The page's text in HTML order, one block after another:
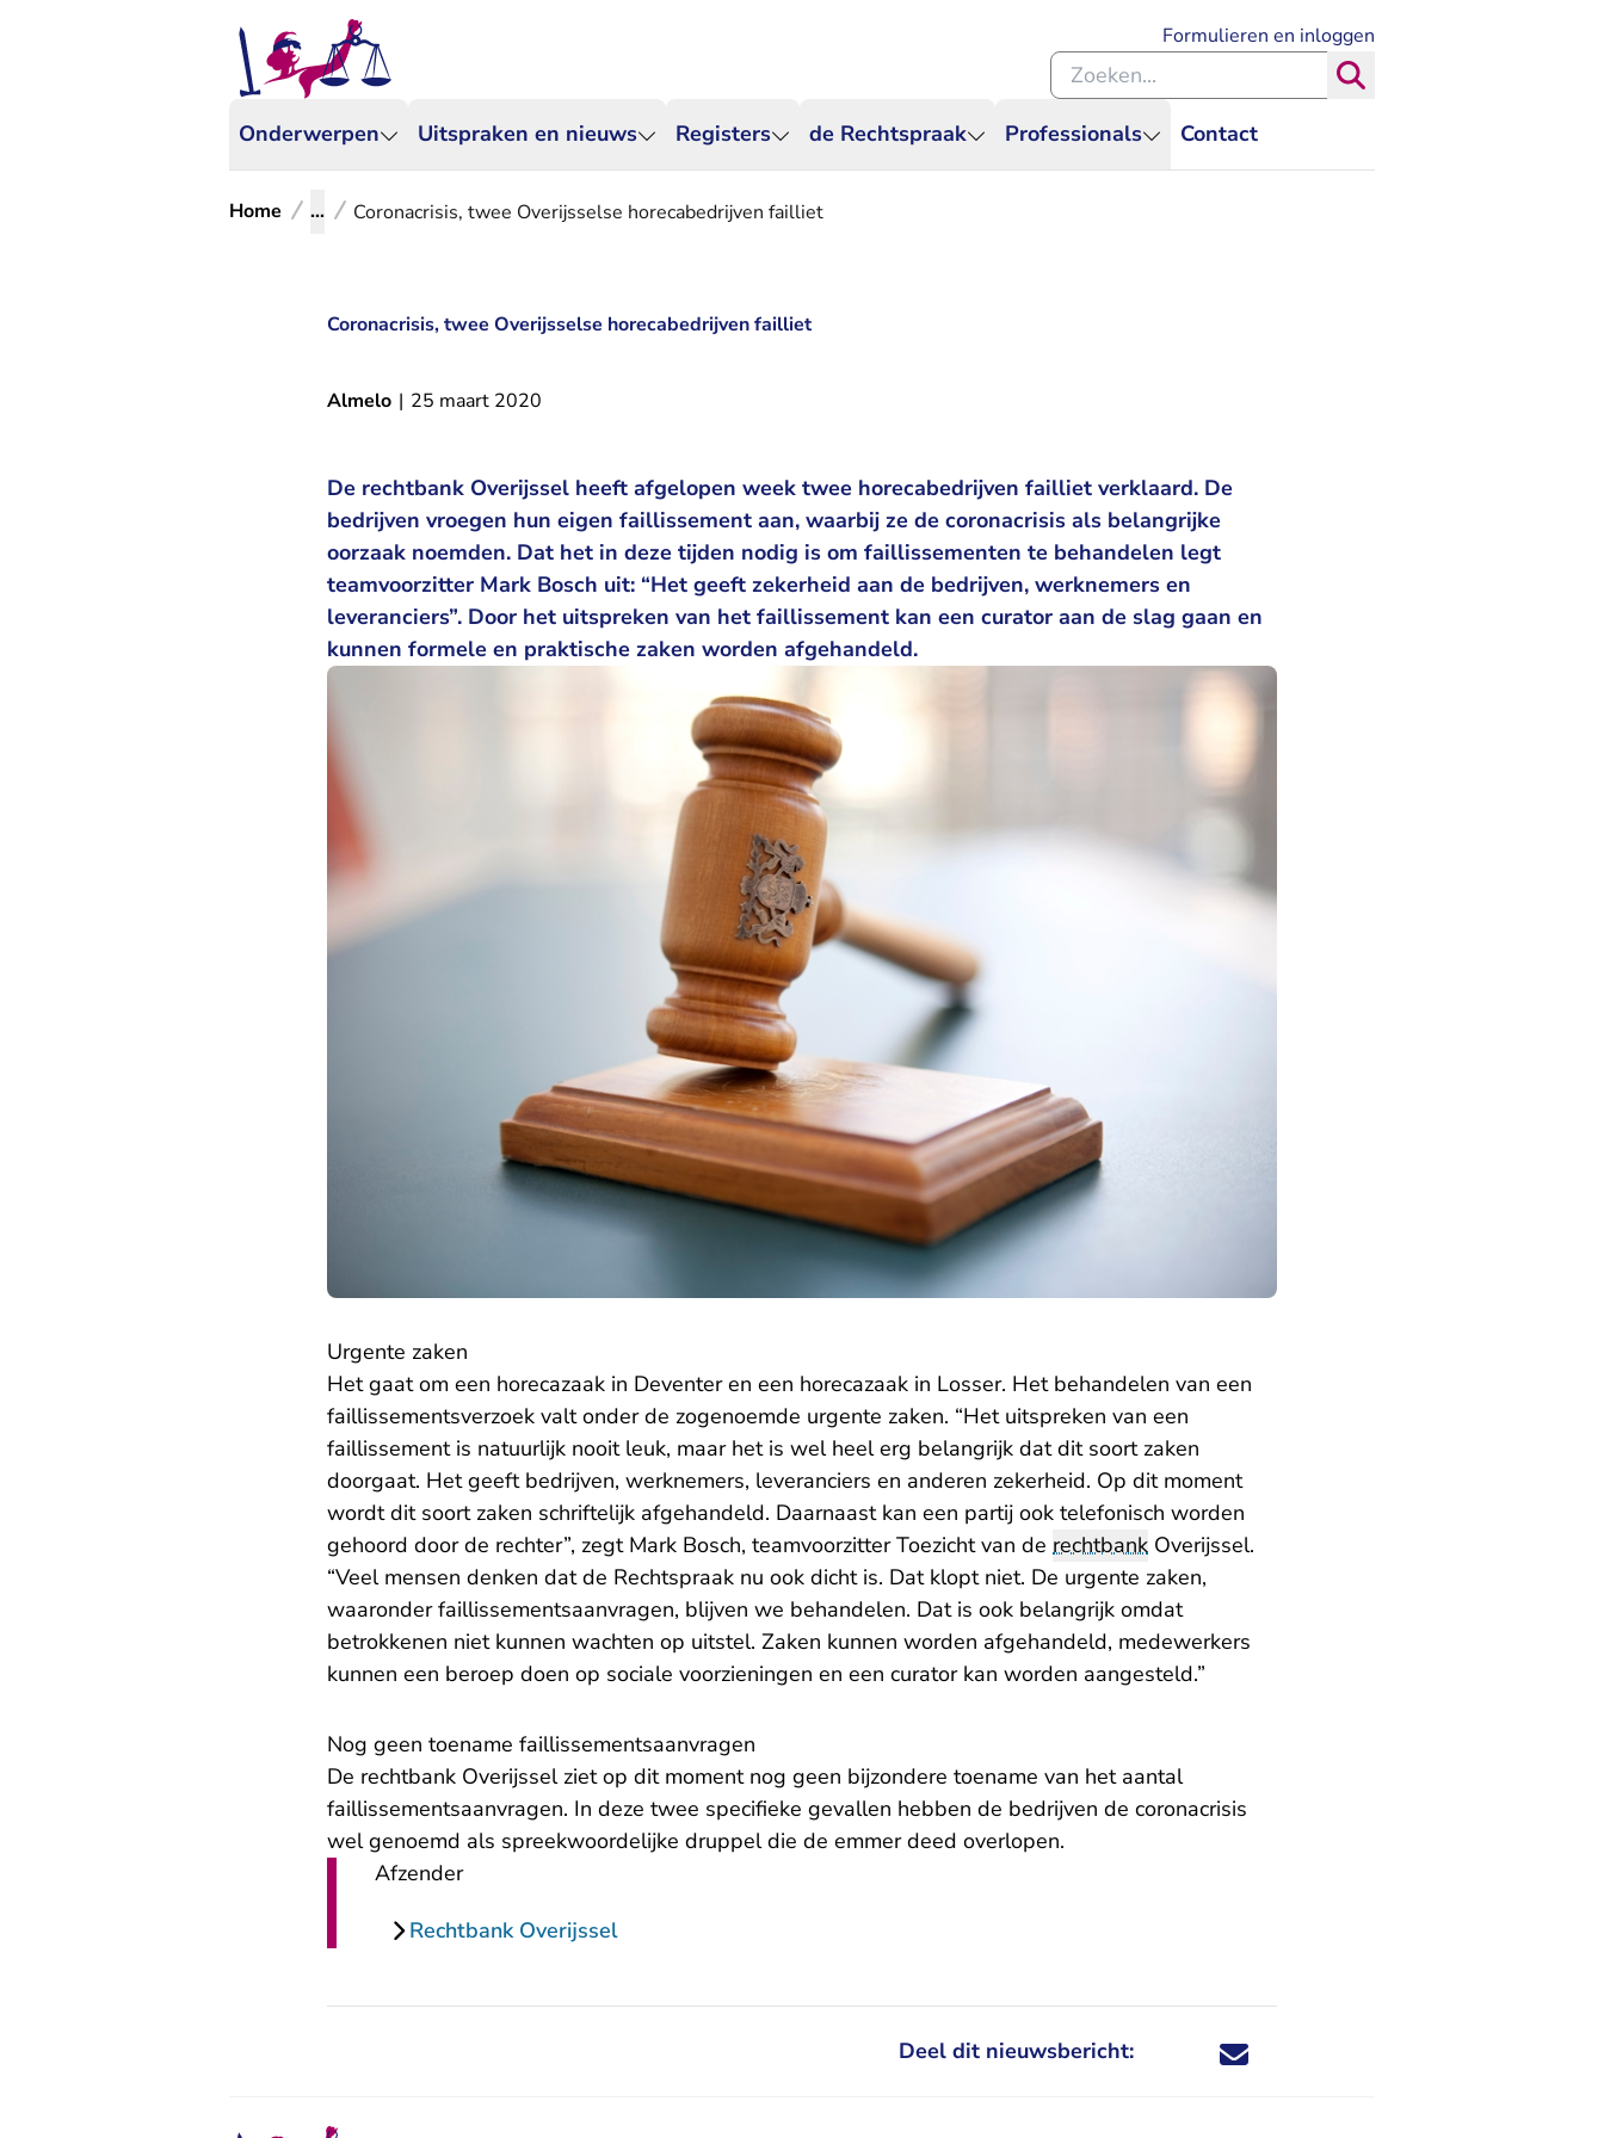
Onderwerpen Uitspraken en nieuws Registers de Rechtspraak Professionals Contact
Formulieren en inloggen
Zoeken binnen de Rechtspraak
Home ... Coronacrisis, twee Overijsselse horecabedrijven failliet
Coronacrisis, twee Overijsselse horecabedrijven failliet
Almelo | 25 maart 2020
De rechtbank Overijssel heeft afgelopen week twee horecabedrijven failliet verklaard. De
bedrijven vroegen hun eigen faillissement aan, waarbij ze de coronacrisis als belangrijke
oorzaak noemden. Dat het in deze tijden nodig is om faillissementen te behandelen legt
teamvoorzitter Mark Bosch uit: “Het geeft zekerheid aan de bedrijven, werknemers en
leveranciers”. Door het uitspreken van het faillissement kan een curator aan de slag gaan en
kunnen formele en praktische zaken worden afgehandeld.
Urgente zaken
Het gaat om een horecazaak in Deventer en een horecazaak in Losser. Het behandelen van een
faillissementsverzoek valt onder de zogenoemde urgente zaken. “Het uitspreken van een
faillissement is natuurlijk nooit leuk, maar het is wel heel erg belangrijk dat dit soort zaken
doorgaat. Het geeft bedrijven, werknemers, leveranciers en anderen zekerheid. Op dit moment
wordt dit soort zaken schriftelijk afgehandeld. Daarnaast kan een partij ook telefonisch worden
gehoord door de rechter”, zegt Mark Bosch, teamvoorzitter Toezicht van de rechtbank Overijssel.
“Veel mensen denken dat de Rechtspraak nu ook dicht is. Dat klopt niet. De urgente zaken,
waaronder faillissementsaanvragen, blijven we behandelen. Dat is ook belangrijk omdat
betrokkenen niet kunnen wachten op uitstel. Zaken kunnen worden afgehandeld, medewerkers
kunnen een beroep doen op sociale voorzieningen en een curator kan worden aangesteld.”
Nog geen toename faillissementsaanvragen
De rechtbank Overijssel ziet op dit moment nog geen bijzondere toename van het aantal
faillissementsaanvragen. In deze twee specifieke gevallen hebben de bedrijven de coronacrisis
wel genoemd als spreekwoordelijke druppel die de emmer deed overlopen.
Afzender
Rechtbank Overijssel
Deel dit nieuwsbericht: Deel dit nieuwsbericht via X - U verlaat
Deel dit nieuwsbericht via Facebook - U
Deel dit nieuwsbericht via e-mail
Deel dit nieuwsbericht via LinkedIn - U